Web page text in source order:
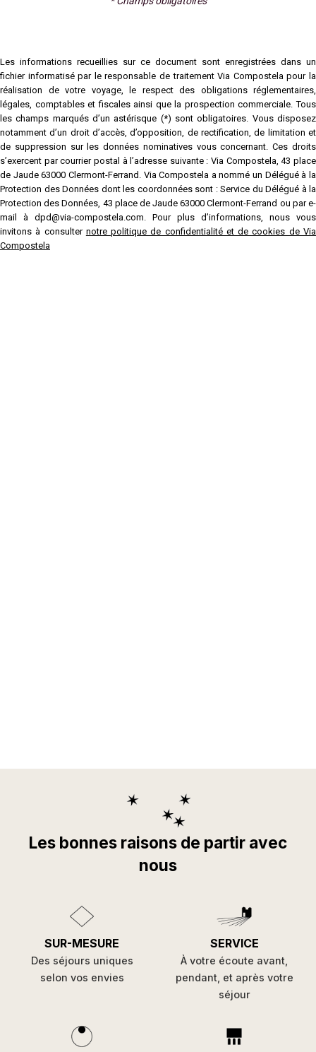
Les informations recueillies sur ce document sont enregistrées dans un
fichier informatisé par le responsable de traitement Via Compostela pour la
réalisation de votre voyage, le respect des obligations réglementaires,
légales, comptables et fiscales ainsi que la prospection commerciale. Tous
les champs marqués d’un astérisque (*) sont obligatoires. Vous disposez
notamment d’un droit d’accès, d’opposition, de rectification, de limitation et
de suppression sur les données nominatives vous concernant. Ces droits
s’exercent par courrier postal à l’adresse suivante : Via Compostela, 43 place
de Jaude 63000 Clermont-Ferrand. Via Compostela a nommé un Délégué à la
Protection des Données dont les coordonnées sont : Service du Délégué à la
Protection des Données, 43 place de Jaude 63000 Clermont-Ferrand ou par e-
mail à dpd@via-compostela.com. Pour plus d’informations, nous vous
invitons à consulter notre politique de confidentialité et de cookies de Via
Compostela
Les bonnes raisons de partir avec
nous
SUR-MESURE
Des séjours uniques
selon vos envies
SERVICE
À votre écoute avant,
pendant, et après votre
séjour